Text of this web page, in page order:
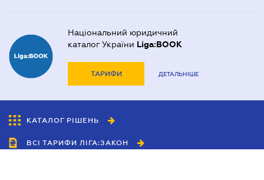
Національний юридичний
каталог України Liga:BOOK
ТАРИФИ ДЕТАЛЬНІШЕ
КАТАЛОГ РІШЕНЬ
ВСІ ТАРИФИ ЛІГА:ЗАКОН